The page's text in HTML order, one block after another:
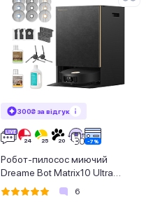
300₴ за відгук
Робот-пилосос миючий
Dreame Bot Matrix10 Ultra
Black
6